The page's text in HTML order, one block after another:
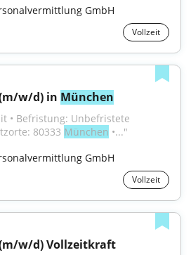
GmbH
Vollzeit
w/d) in München
• Befristung: Unbefristete
80333 München •..."
GmbH
Vollzeit
w/d) Vollzeitkraft